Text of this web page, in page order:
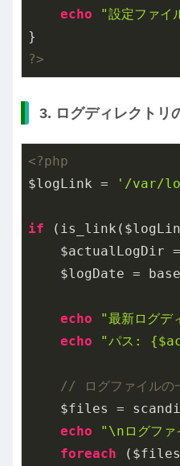
echo "設定ファ
?>
3. ログディレクトリ
<?php
$logLink =
'/var/
if
$actualLogDir
$logDate =
echo "最新ログ
echo
"パス:
// ログファイルの
$files =
echo
"\nログフ
foreach